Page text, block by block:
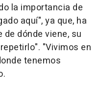
la importancia de
aquí", ya que, ha
dónde viene, su
"Vivimos en
tenemos